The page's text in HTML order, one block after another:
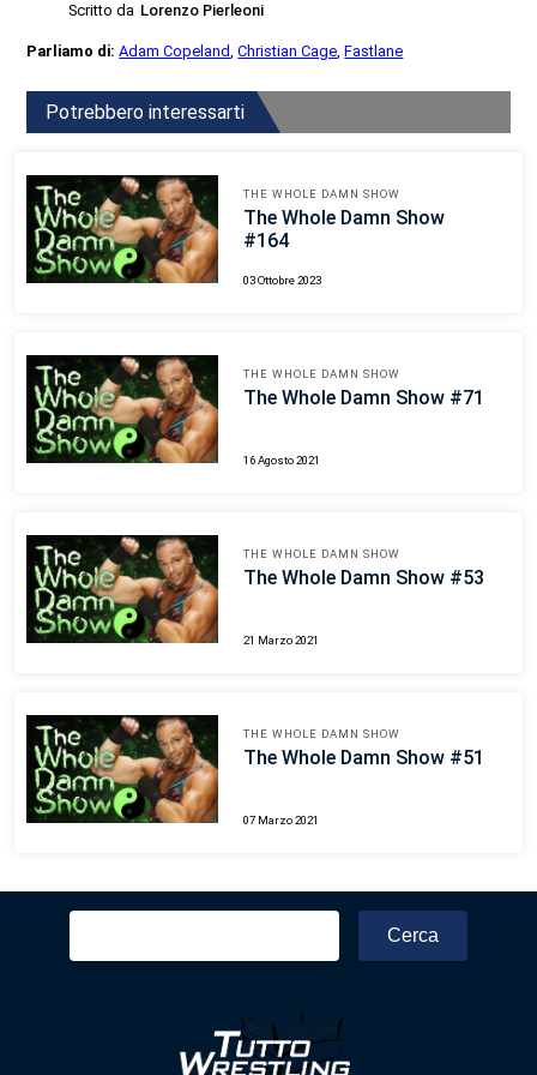
Scritto da Lorenzo Pierleoni
Parliamo di:Adam Copeland ,Christian Cage ,Fastlane
Potrebbero interessarti
THE WHOLE DAMN SHOW
The Whole Damn Show
#164
03 Ottobre 2023
THE WHOLE DAMN SHOW
The Whole Damn Show #71
16 Agosto 2021
THE WHOLE DAMN SHOW
The Whole Damn Show #53
21 Marzo 2021
THE WHOLE DAMN SHOW
The Whole Damn Show #51
07 Marzo 2021